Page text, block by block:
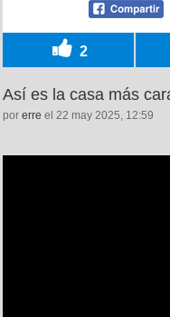
2
Así es la casa más
por erre el 22 may 2025, 12:59